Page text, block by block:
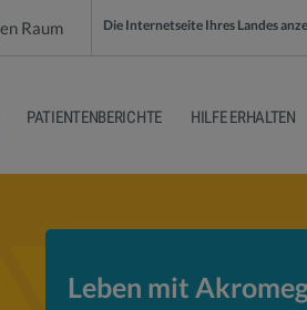
Die Internetseite Ihres Landes
Raum
PATIENTENBERICHTE HILFE ERHALTEN
Leben mit